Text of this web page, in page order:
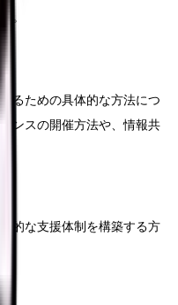
。
るための具体的な方法につ
ンスの開催方法や、情報共
的な支援体制を構築する方